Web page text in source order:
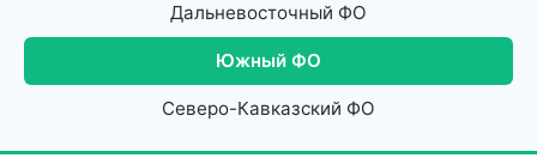
Дальневосточный ФО
Южный ФО
Северо-Кавказский ФО